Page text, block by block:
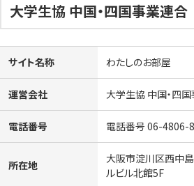
大学生協 中国・四国事業連合
サイト名称 わたしのお部屋
運営会社 大学生協 中国・四
電話番号 電話番号 06-4806-
所在地
大阪市淀川区西中
ルビル北館5F